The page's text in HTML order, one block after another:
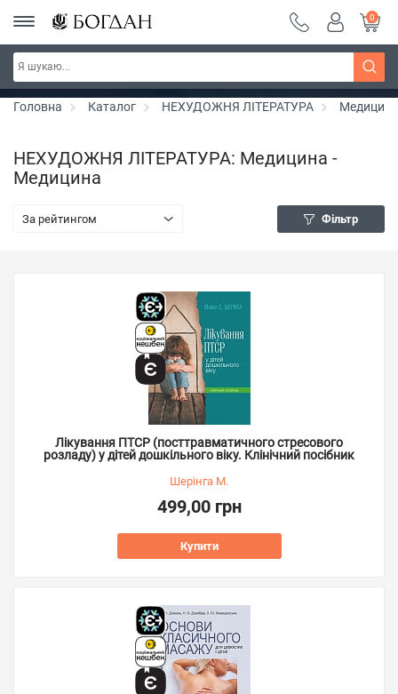
РОЗПРОДАЖ ~ 150 грн ~ 200 грн ~ 250 грн ~
300 грн ~ РОЗПРОДАЖ
Дізнатись більше
0
Головна Каталог НЕХУДОЖНЯ ЛІТЕРАТУРА Медицина
НЕХУДОЖНЯ ЛІТЕРАТУРА: Медицина -
Медицина
За рейтингом Фільтр
Лікування ПТСР (посттравматичного стресового
розладу) у дітей дошкільного віку. Клінічний посібник
Шерінга М.
499,00 грн
Купити